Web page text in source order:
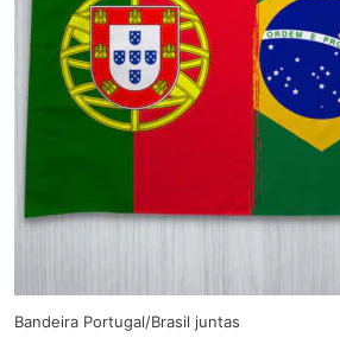
Bandeira Portugal/Brasil juntas